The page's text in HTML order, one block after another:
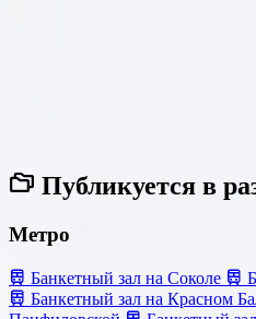
Публикуется в
Метро
Банкетный зал на Соколе
Банкетный зал на Красном